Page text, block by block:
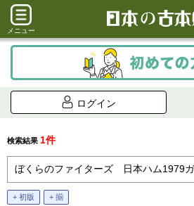
メニュー
ログイン
検索結果 1件
+ 初版 + 揃